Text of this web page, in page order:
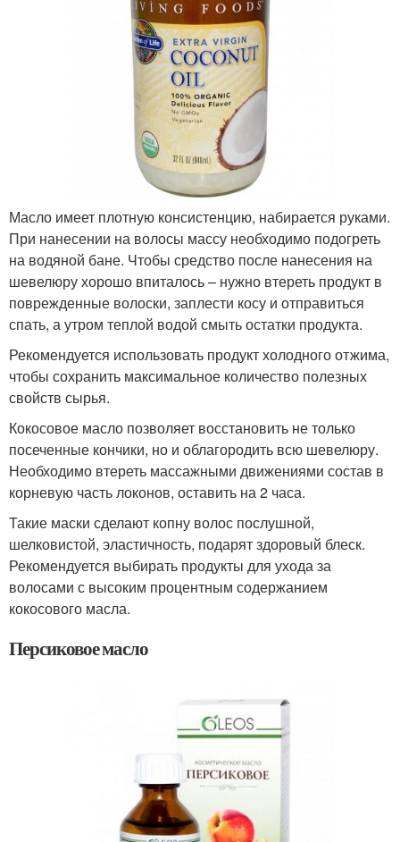
Масло имеет плотную консистенцию, набирается руками.
При нанесении на волосы массу необходимо подогреть
на водяной бане. Чтобы средство после нанесения на
шевелюру хорошо впиталось – нужно втереть продукт в
поврежденные волоски, заплести косу и отправиться
спать, а утром теплой водой смыть остатки продукта.
Рекомендуется использовать продукт холодного отжима,
чтобы сохранить максимальное количество полезных
свойств сырья.
Кокосовое масло позволяет восстановить не только
посеченные кончики, но и облагородить всю шевелюру.
Необходимо втереть массажными движениями состав в
корневую часть локонов, оставить на 2 часа.
Такие маски сделают копну волос послушной,
шелковистой, эластичность, подарят здоровый блеск.
Рекомендуется выбирать продукты для ухода за
волосами с высоким процентным содержанием
кокосового масла.
Персиковое масло